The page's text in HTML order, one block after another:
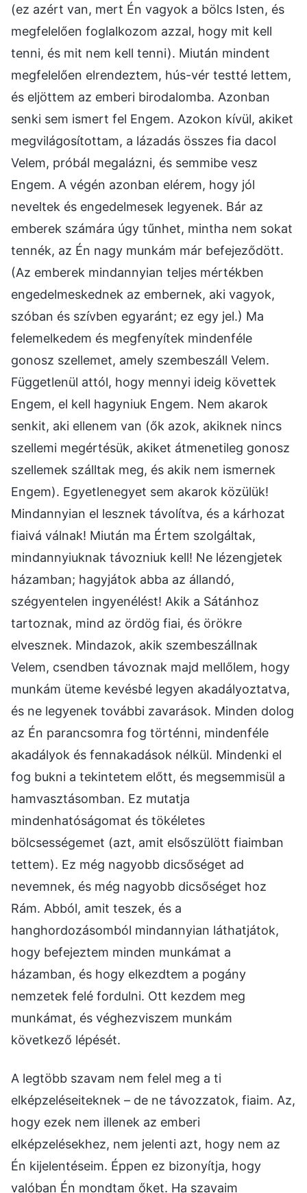
(ez azért van, mert Én vagyok a bölcs Isten, és
megfelelően foglalkozom azzal, hogy mit kell
tenni, és mit nem kell tenni). Miután mindent
megfelelően elrendeztem, hús-vér testté lettem,
és eljöttem az emberi birodalomba. Azonban
senki sem ismert fel Engem. Azokon kívül, akiket
megvilágosítottam, a lázadás összes fia dacol
Velem, próbál megalázni, és semmibe vesz
Engem. A végén azonban elérem, hogy jól
neveltek és engedelmesek legyenek. Bár az
emberek számára úgy tűnhet, mintha nem sokat
tennék, az Én nagy munkám már befejeződött.
(Az emberek mindannyian teljes mértékben
engedelmeskednek az embernek, aki vagyok,
szóban és szívben egyaránt; ez egy jel.) Ma
felemelkedem és megfenyítek mindenféle
gonosz szellemet, amely szembeszáll Velem.
Függetlenül attól, hogy mennyi ideig követtek
Engem, el kell hagyniuk Engem. Nem akarok
senkit, aki ellenem van (ők azok, akiknek nincs
szellemi megértésük, akiket átmenetileg gonosz
szellemek szálltak meg, és akik nem ismernek
Engem). Egyetlenegyet sem akarok közülük!
Mindannyian el lesznek távolítva, és a kárhozat
fiaivá válnak! Miután ma Értem szolgáltak,
mindannyiuknak távozniuk kell! Ne lézengjetek
házamban; hagyjátok abba az állandó,
szégyentelen ingyenélést! Akik a Sátánhoz
tartoznak, mind az ördög fiai, és örökre
elvesznek. Mindazok, akik szembeszállnak
Velem, csendben távoznak majd mellőlem, hogy
munkám üteme kevésbé legyen akadályoztatva,
és ne legyenek további zavarások. Minden dolog
az Én parancsomra fog történni, mindenféle
akadályok és fennakadások nélkül. Mindenki el
fog bukni a tekintetem előtt, és megsemmisül a
hamvasztásomban. Ez mutatja
mindenhatóságomat és tökéletes
bölcsességemet (azt, amit elsőszülött fiaimban
tettem). Ez még nagyobb dicsőséget ad
nevemnek, és még nagyobb dicsőséget hoz
Rám. Abból, amit teszek, és a
hanghordozásomból mindannyian láthatjátok,
hogy befejeztem minden munkámat a
házamban, és hogy elkezdtem a pogány
nemzetek felé fordulni. Ott kezdem meg
munkámat, és véghezviszem munkám
következő lépését.
A legtöbb szavam nem felel meg a ti
elképzeléseiteknek – de ne távozzatok, fiaim. Az,
hogy ezek nem illenek az emberi
elképzelésekhez, nem jelenti azt, hogy nem az
Én kijelentéseim. Éppen ez bizonyítja, hogy
valóban Én mondtam őket. Ha szavaim